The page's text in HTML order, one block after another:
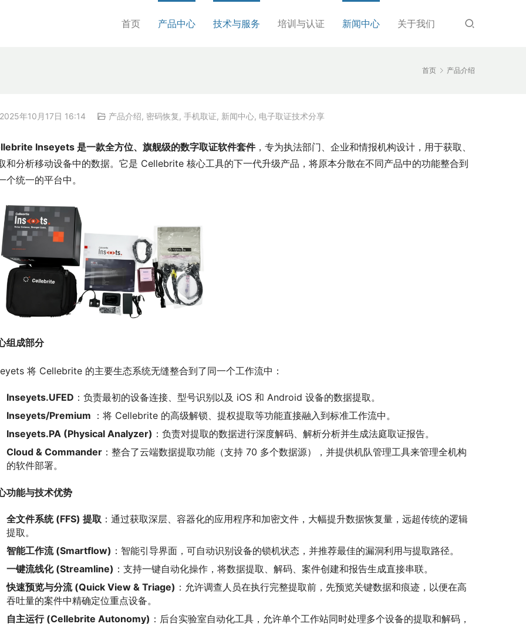
首页 产品中心 技术与服务 培训与认证 新闻中心 关于我们
首页 产品介绍
2025年10月17日 16:14 产品介绍, 密码恢复 , 手机取证, 新闻中心, 电子取证技术分享
Inseyets 是一款全方位、旗舰级的数字取证软件套件，专为执法部门、企业和情报机构设计，用于获取、
和分析移动设备中的数据。它是 Cellebrite 核心工具的下一代升级产品，将原本分散在不同产品中的功能整合到
个统一的平台中。
组成部分
将 Cellebrite 的主要生态系统无缝整合到了同一个工作流中：
Inseyets.UFED ：负责最初的设备连接、型号识别以及 iOS 和 Android 设备的数据提取。
Inseyets/Premium ：将 Cellebrite 的高级解锁、提权提取等功能直接融入到标准工作流中。
Inseyets.PA (Physical Analyzer) ：负责对提取的数据进行深度解码、解析分析并生成法庭取证报告。
Cloud & Commander ：整合了云端数据提取功能（支持 70 多个数据源），并提供机队管理工具来管理全机构
的软件部署。
功能与技术优势
全文件系统 (FFS) 提取 ：通过获取深层、容器化的应用程序和加密文件，大幅提升数据恢复量，远超传统的逻辑
提取。
智能工作流 (Smartflow) ：智能引导界面，可自动识别设备的锁机状态，并推荐最佳的漏洞利用与提取路径。
一键流线化 (Streamline) ：支持一键自动化操作，将数据提取、解码、案件创建和报告生成直接串联。
快速预览与分流 (Quick View & Triage) ：允许调查人员在执行完整提取前，先预览关键数据和痕迹，以便在高
吞吐量的案件中精确定位重点设备。
自主运行 (Cellebrite Autonomy) ：后台实验室自动化工具，允许单个工作站同时处理多个设备的提取和解码，